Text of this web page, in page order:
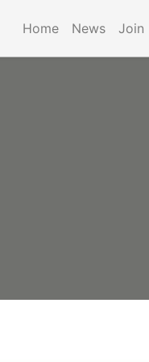
Home News Join